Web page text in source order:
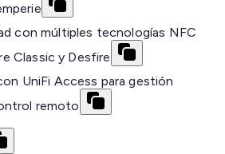
con múltiples tecnologías NFC
Classic y Desfire
UniFi Access para gestión
remoto